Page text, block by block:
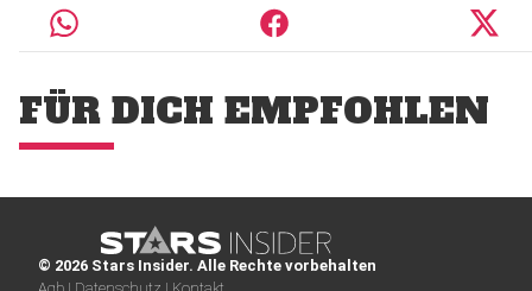
FÜR DICH EMPFOHLEN
© 2026 Stars Insider. Alle Rechte vorbehalten